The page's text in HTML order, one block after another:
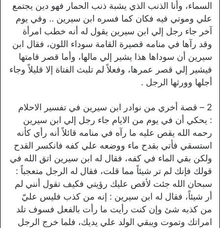
السماء، وأنا الذنب الذي يشبة ذنب الحمار فهو دين يجتمع
علي وموتي فيه فكان كما فسره ابن سيرين .. وفي يوم
آخر جاء رجل إلي ابن سيرين يقول له أنه خطب امرأة
وقد رآها في منامه قصيرة القامة سوداء اللون، فقال ابن
سيرين أن سوداها هذا يشير إلي مالها، وأما قصر قامتها
فيشير إلي قصر عمرها، وفعلاً لم تلبث الفتاة إلا قليلاً وجاء
أجلها وورثها الرجل .
2 – قصة أخري من نوادر ابن سيرين في تفسير الاحلام
: يحكي أن في يوم من الايام جاء رجل إلي ابن سيرين
رحمه الله يقص عليه ما رآه في منامه قائلاً أنه رأي كأنه
استسقي فأتي بقدح ماء ووضعه علي كفه فانكسر القدح
ولكن بقي الماء في كفه، فقال له ابن سيرين اتق الله في
قولك فإنك لم تر شيئاً مما قلت، فقال له الرجل متعجباً :
سبحان الله جئت لأقص عليك رؤيتي فكيف تقول أنني لم
أر شيئاً، فقال له ابن سيرين : إنه من كذب فليس عليّ
من كذبه شئ وإن كنت رأيت ما رأت بالفعل فسوف تلد
امراتك وتموت ويبقي الولد علي يديك، فلما خرج الرجل